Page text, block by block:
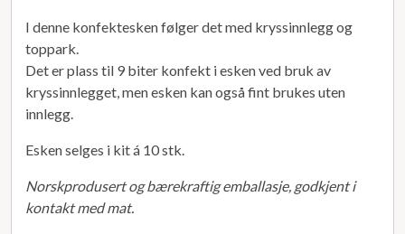
I denne konfektesken følger det med kryssinnlegg og
toppark.
Det er plass til 9 biter konfekt i esken ved bruk av
kryssinnlegget, men esken kan også fint brukes uten
innlegg.
Esken selges i kit á 10 stk.
Norskprodusert og bærekraftig emballasje, godkjent i
kontakt med mat.